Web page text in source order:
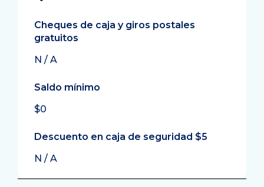
Cheques de caja y giros postales
gratuitos
N / A
Saldo mínimo
$0
Descuento en caja de seguridad $5
N / A